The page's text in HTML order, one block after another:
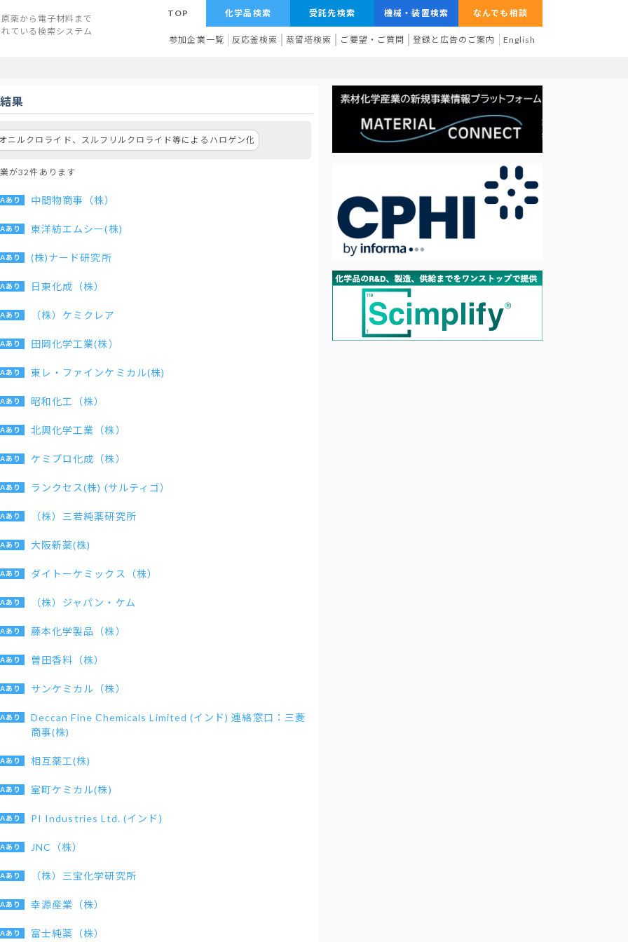
薬から電子材料まで
ている検索システム
TOP 化学品検索 受託先検索 機械・装置検索 なんでも相談
参加企業一覧 反応釜検索 蒸留塔検索 ご要望・ご質問 登録と広告のご案内 English
果
ニルクロライド、スルフリルクロライド等によるハロゲン化
が32件あります
中間物商事（株）
東洋紡エムシー(株)
(株)ナード研究所
日東化成（株）
（株）ケミクレア
田岡化学工業(株）
東レ・ファインケミカル(株)
昭和化工（株）
北興化学工業（株）
ケミプロ化成（株）
ランクセス(株) (サルティゴ）
（株）三若純薬研究所
大阪新薬(株)
ダイトーケミックス（株）
（株）ジャパン・ケム
藤本化学製品（株）
曽田香料（株）
サンケミカル（株）
Deccan Fine Chemicals Limited (インド) 連絡窓口：三菱
商事(株)
相互薬工(株)
室町ケミカル(株)
PI Industries Ltd. (インド)
JNC（株）
（株）三宝化学研究所
幸源産業（株）
富士純薬（株）